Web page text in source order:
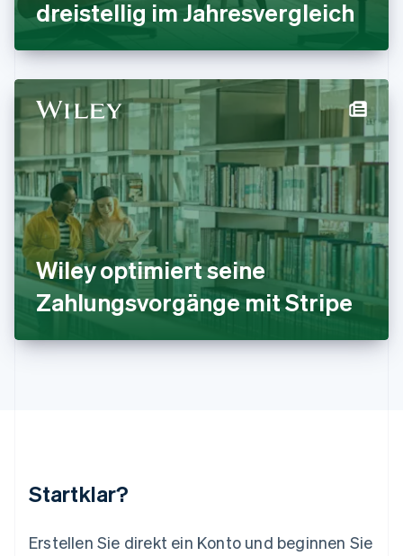
dreistellig im Jahresvergleich
Wiley optimiert seine
Zahlungsvorgänge mit Stripe
Startklar?
Erstellen Sie direkt ein Konto und beginnen Sie
English
Italien
Japan
日本語English
Kanada
EnglishFrançais
Kroatien
EnglishItaliano
Lettland
English
Liechtenstein
DeutschEnglish
Litauen
English
Luxemburg
FrançaisDeutschEnglish
Malaysia
Malta
Nederlands English
Norwegen
Österreich